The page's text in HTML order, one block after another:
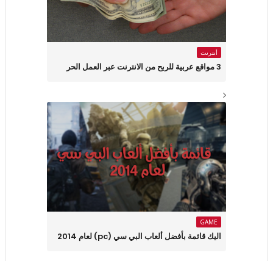
أنترنت
3 مواقع عربية للربح من الانترنت عبر العمل الحر
GAME
اليك قائمة بأفضل ألعاب البي سي (pc) لعام 2014